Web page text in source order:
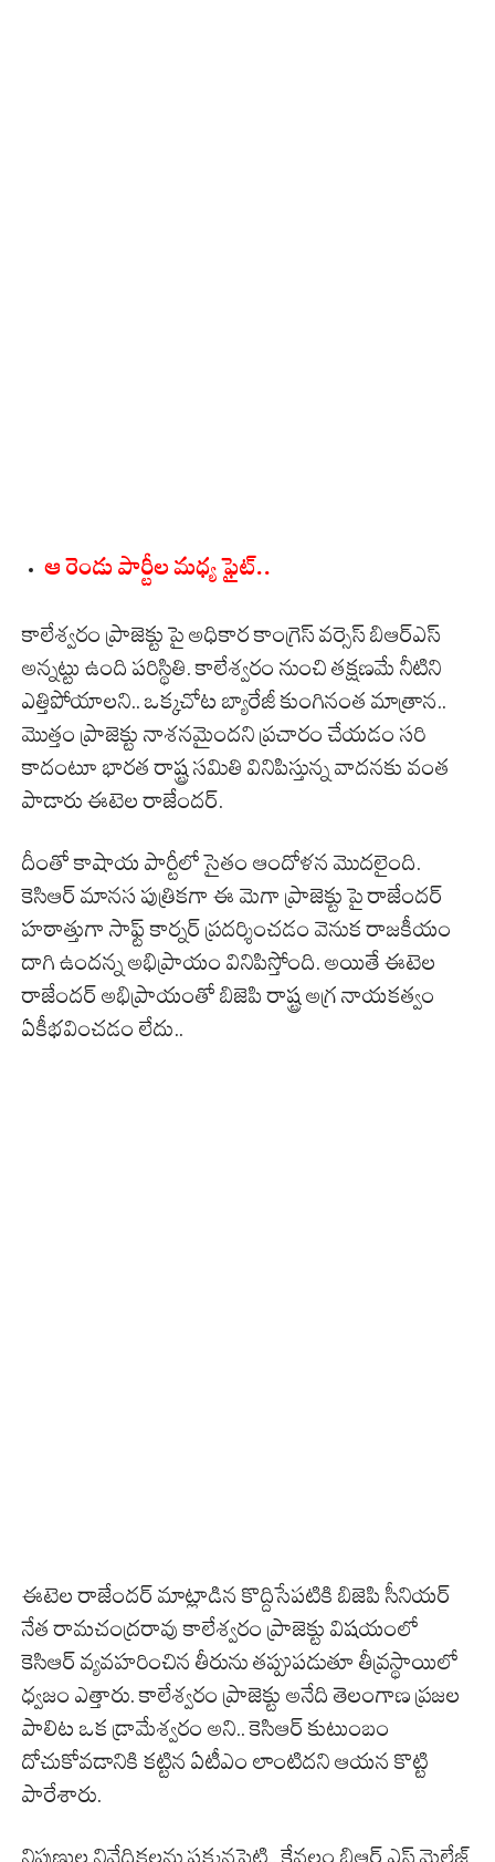
ఆ రెండు పార్టీల మధ్య ఫైట్..
కాలేశ్వరం ప్రాజెక్టు పై అధికార కాంగ్రెస్ వర్సెస్ బిఆర్ఎస్
అన్నట్టు ఉంది పరిస్థితి. కాలేశ్వరం నుంచి తక్షణమే నీటిని
ఎత్తిపోయాలని.. ఒక్కచోట బ్యారేజీ కుంగినంత మాత్రాన..
మొత్తం ప్రాజెక్టు నాశనమైందని ప్రచారం చేయడం సరి
కాదంటూ భారత రాష్ట్ర సమితి వినిపిస్తున్న వాదనకు వంత
పాడారు ఈటెల రాజేందర్.
దీంతో కాషాయ పార్టీలో సైతం ఆందోళన మొదలైంది.
కెసిఆర్ మానస పుత్రికగా ఈ మెగా ప్రాజెక్టు పై రాజేందర్
హఠాత్తుగా సాఫ్ట్ కార్నర్ ప్రదర్శించడం వెనుక రాజకీయం
దాగి ఉందన్న అభిప్రాయం వినిపిస్తోంది. అయితే ఈటెల
రాజేందర్ అభిప్రాయంతో బిజెపి రాష్ట్ర అగ్ర నాయకత్వం
ఏకీభవించడం లేదు..
ఈటెల రాజేందర్ మాట్లాడిన కొద్దిసేపటికి బిజెపి సీనియర్
నేత రామచంద్రరావు కాలేశ్వరం ప్రాజెక్టు విషయంలో
కెసిఆర్ వ్యవహరించిన తీరును తప్పుపడుతూ తీవ్రస్థాయిలో
ధ్వజం ఎత్తారు. కాలేశ్వరం ప్రాజెక్టు అనేది తెలంగాణ ప్రజల
పాలిట ఒక డ్రామేశ్వరం అని.. కెసిఆర్ కుటుంబం
దోచుకోవడానికి కట్టిన ఏటీఎం లాంటిదని ఆయన కొట్టి
పారేశారు.